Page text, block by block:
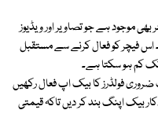
موجود ہے جو تصاویر اور ویڈیوز
فیچر کو فعال کرنے سے مستقبل
کم ہو سکتا ہے۔
فولڈرز کا بیک اپ فعال رکھیں
بیک اپنگ بند کر دیں تاکہ قیمتی